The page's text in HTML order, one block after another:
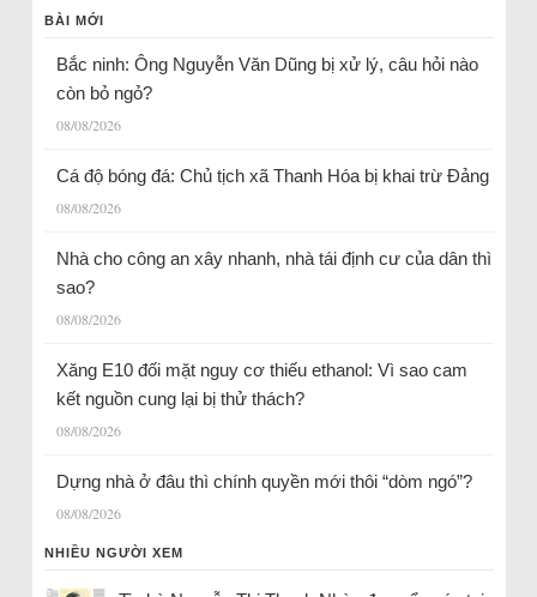
BÀI MỚI
Bắc ninh: Ông Nguyễn Văn Dũng bị xử lý, câu hỏi nào
còn bỏ ngỏ?
08/08/2026
Cá độ bóng đá: Chủ tịch xã Thanh Hóa bị khai trừ Đảng
08/08/2026
Nhà cho công an xây nhanh, nhà tái định cư của dân thì
sao?
08/08/2026
Xăng E10 đối mặt nguy cơ thiếu ethanol: Vì sao cam
kết nguồn cung lại bị thử thách?
08/08/2026
Dựng nhà ở đâu thì chính quyền mới thôi “dòm ngó”?
08/08/2026
NHIỀU NGƯỜI XEM